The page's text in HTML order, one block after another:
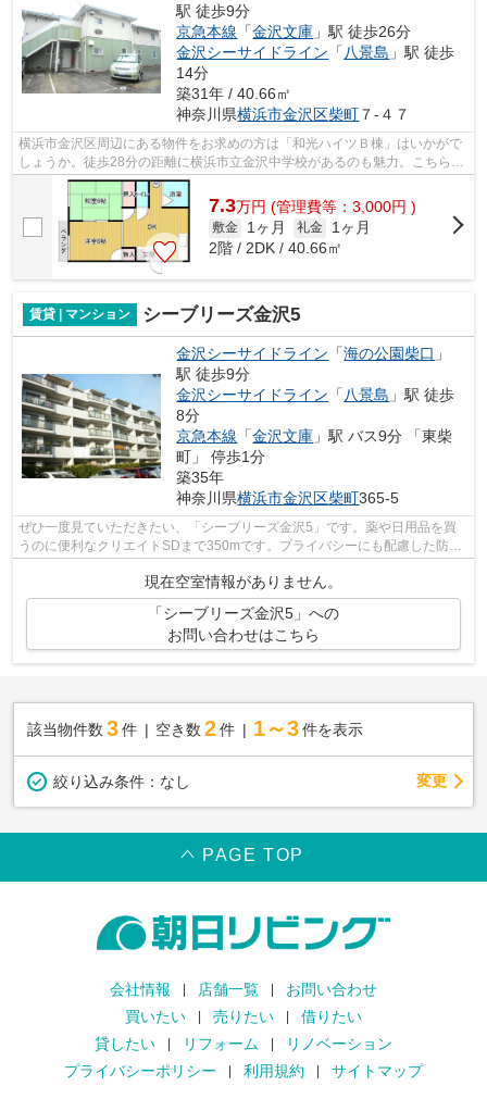
駅 徒歩9分
京急本線 「金沢文庫 」駅 徒歩26分
金沢シーサイドライン 「 八景島 」駅 徒歩
14分
築31年 / 40.66㎡
神奈川県横浜市金沢区柴町 ７-４７
横浜市金沢区周辺にある物件をお求めの方は「和光ハイツＢ棟」はいかがで
しょうか。徒歩28分の距離に横浜市立金沢中学校があるのも魅力。こちらの
物件はアパートです。こちらの物件か...
7.3万円 (管理費等：3,000円 )
敷金 1ヶ月 礼金
1ヶ月
2階 / 2DK / 40.66㎡
賃貸 | マンション シーブリーズ金沢5
金沢シーサイドライン 「海の公園柴口 」
駅 徒歩9分
金沢シーサイドライン 「八景島 」駅 徒歩
8分
京急本線 「金沢文庫 」駅 バス9分 「東柴
町」 停歩1分
築35年
神奈川県横浜市金沢区柴町365-5
ぜひ一度見ていただきたい、「シーブリーズ金沢5」です。薬や日用品を買
うのに便利なクリエイトSDまで350mです。プライバシーにも配慮した防音
性の高いマンション。2駅利用可能で利便...
現在空室情報がありません。
「シーブリーズ金沢5」への
お問い合わせはこちら
該当物件数 3件 空き数 2 件 1～3 件を表示
絞り込み条件： なし 変更
PAGE TOP
会社情報 店舗一覧
お問い合わせ
買いたい
売りたい
借りたい
貸したい
リフォーム
リノベーション
プライバシーポリシー
利用規約 サイトマップ